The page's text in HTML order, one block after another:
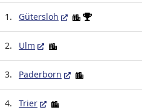
1. Gütersloh
2. Ulm
3. Paderborn
4. Trier